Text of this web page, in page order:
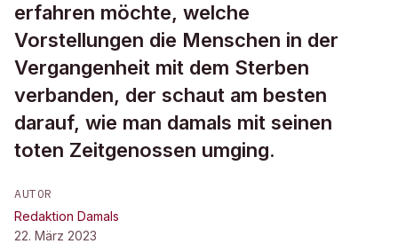
erfahren möchte, welche
Vorstellungen die Menschen in der
Vergangenheit mit dem Sterben
verbanden, der schaut am besten
darauf, wie man damals mit seinen
toten Zeitgenossen umging.
AUTOR
Redaktion Damals
22. März 2023